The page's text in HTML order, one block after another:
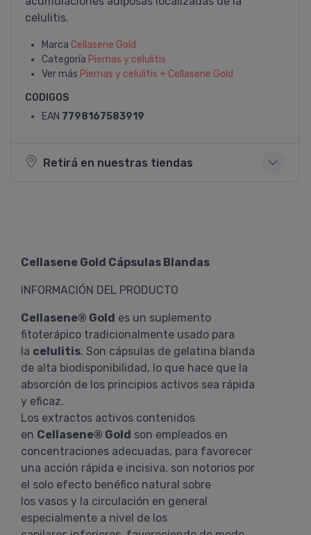
celulitis.
Marca Cellasene Gold
Categoría Piernas y celulitis
Ver más Piernas y celulitis + Cellasene Gold
CODIGOS
EAN 7798167583919
Retirá en nuestras tiendas
Cellasene Gold Cápsulas Blandas
INFORMACIÓN DEL PRODUCTO
Cellasene® Gold es un suplemento
fitoterápico tradicionalmente usado para
la celulitis. Son cápsulas de gelatina blanda
de alta biodisponibilidad, lo que hace que la
absorción de los principios activos sea rápida
y eficaz.
Los extractos activos contenidos
en Cellasene® Gold son empleados en
concentraciones adecuadas, para favorecer
una acción rápida e incisiva, son notorios por
el solo efecto benéfico natural sobre
los vasos y la circulación en general
especialmente a nivel de los